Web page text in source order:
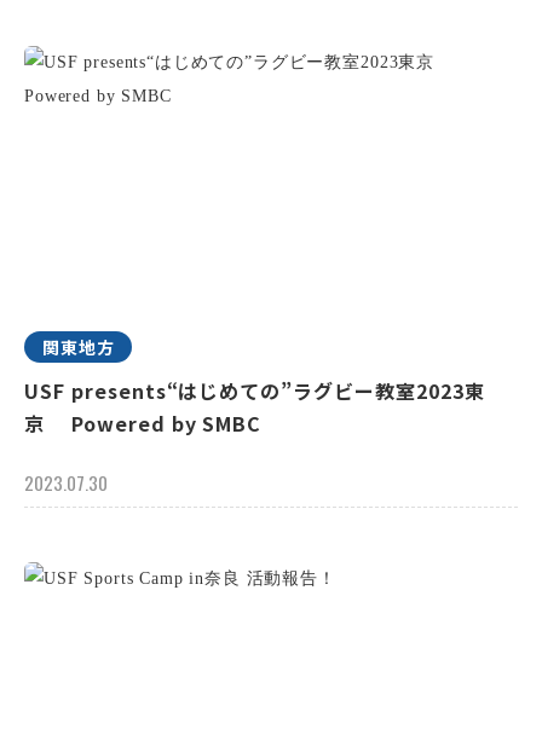
関東地方
USF presents“はじめての”ラグビー教室2023東
京 Powered by SMBC
2023.07.30